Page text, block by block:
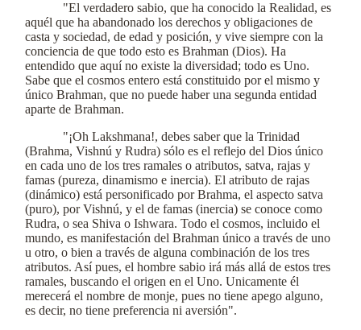
"El verdadero sabio, que ha conocido la Realidad, es
aquél que ha abandonado los derechos y obligaciones de
casta y sociedad, de edad y posición, y vive siempre con la
conciencia de que todo esto es Brahman (Dios). Ha
entendido que aquí no existe la diversidad; todo es Uno.
Sabe que el cosmos entero está constituido por el mismo y
único Brahman, que no puede haber una segunda entidad
aparte de Brahman.
"¡Oh Lakshmana!, debes saber que la Trinidad
(Brahma, Vishnú y Rudra) sólo es el reflejo del Dios único
en cada uno de los tres ramales o atributos, satva, rajas y
famas (pureza, dinamismo e inercia). El atributo de rajas
(dinámico) está personificado por Brahma, el aspecto satva
(puro), por Vishnú, y el de famas (inercia) se conoce como
Rudra, o sea Shiva o Ishwara. Todo el cosmos, incluido el
mundo, es manifestación del Brahman único a través de uno
u otro, o bien a través de alguna combinación de los tres
atributos. Así pues, el hombre sabio irá más allá de estos tres
ramales, buscando el origen en el Uno. Unicamente él
merecerá el nombre de monje, pues no tiene apego alguno,
es decir, no tiene preferencia ni aversión".